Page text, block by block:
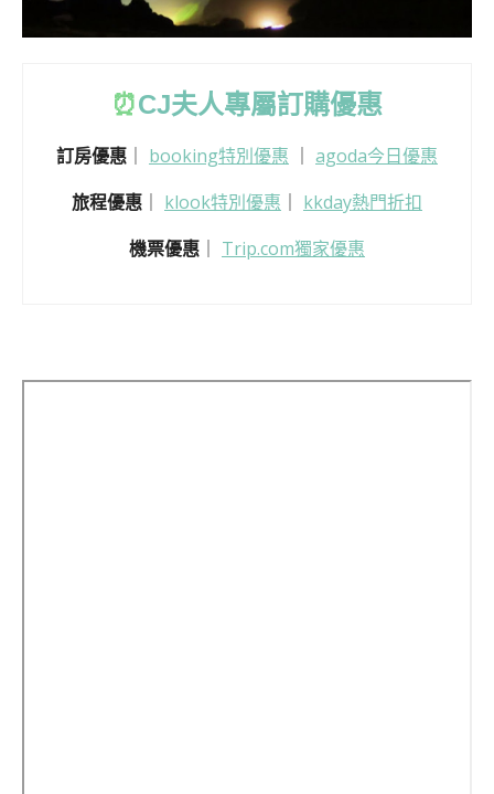
⏰CJ夫人專屬訂購優惠
訂房優惠 booking特別優惠
agoda今日優惠
旅程優惠
klook特別優惠
kkday熱門折扣
機票優惠
Trip.com獨家優惠